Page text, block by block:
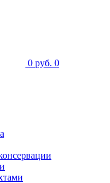
0 руб. 0